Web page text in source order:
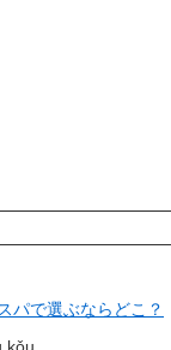
パで選ぶならどこ？